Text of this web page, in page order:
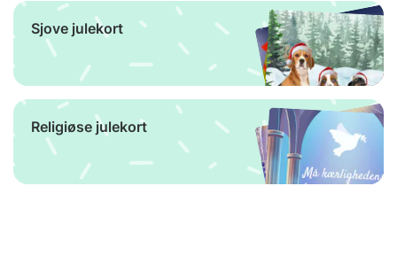
Sjove julekort
Religiøse julekort